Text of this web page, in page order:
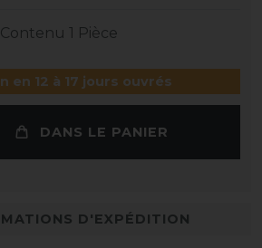
Contenu 1 Pièce
en 12 à 17 jours ouvrés
DANS LE PANIER
D'EXPÉDITION